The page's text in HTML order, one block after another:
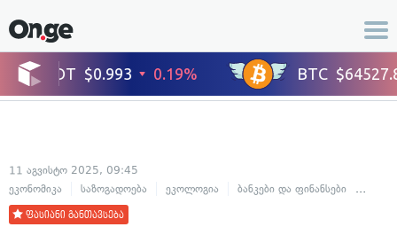
11 აგვისტო 2025, 09:45
ეკონომიკა
საზოგადოება ეკოლოგია ბანკები და ფინანსები
ფასიანი განთავსება